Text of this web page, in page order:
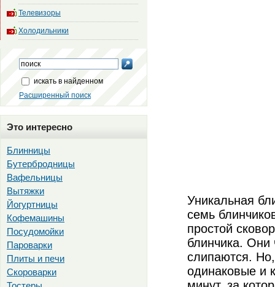
Телевизоры
Холодильники
искать в найденном
Расширенный поиск
Это интересно
Блинницы
Бутербродницы
Вафельницы
Вытяжки
Йогуртницы
Кофемашины
Посудомойки
Пароварки
Плиты и печи
Скороварки
Уникальная
семь
простой
блинчика. Они
слипаются.
одинаковые и